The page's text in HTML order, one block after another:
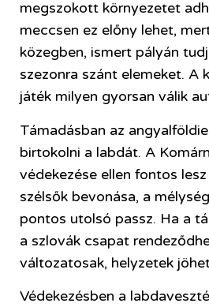
megszokott környezetet
meccsen ez előny lehet,
közegben, ismert pályán
szezonra szánt elemeket. A
játék milyen gyorsan válik
Támadásban az
birtokolni a labdát. A
védekezése ellen fontos
szélsők bevonása, a
pontos utolsó passz. Ha a
a szlovák csapat
változatosak, helyzetek
Védekezésben a